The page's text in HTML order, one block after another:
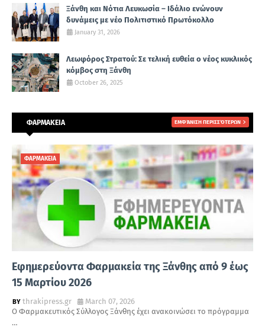
Ξάνθη και Νότια Λευκωσία – Ιδάλιο ενώνουν
δυνάμεις με νέο Πολιτιστικό Πρωτόκολλο
January 31, 2026
Λεωφόρος Στρατού: Σε τελική ευθεία ο νέος κυκλικός
κόμβος στη Ξάνθη
October 26, 2025
ΦΑΡΜΑΚΕΙΑ ΕΜΦΆΝΙΣΗ ΠΕΡΙΣΣΌΤΕΡΩΝ
ΦΑΡΜΑΚΕΙΑ
Εφημερεύοντα Φαρμακεία της Ξάνθης από 9 έως
15 Μαρτίου 2026
thrakipress.gr
March 07, 2026
Ο Φαρμακευτικός Σύλλογος Ξάνθης έχει ανακοινώσει το πρόγραμμα
…